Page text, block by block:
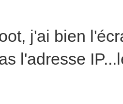
j'ai bien
l'adresse